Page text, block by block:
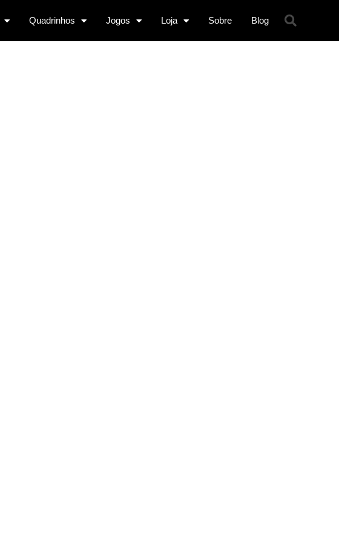
Quadrinhos Jogos Loja Sobre Blog